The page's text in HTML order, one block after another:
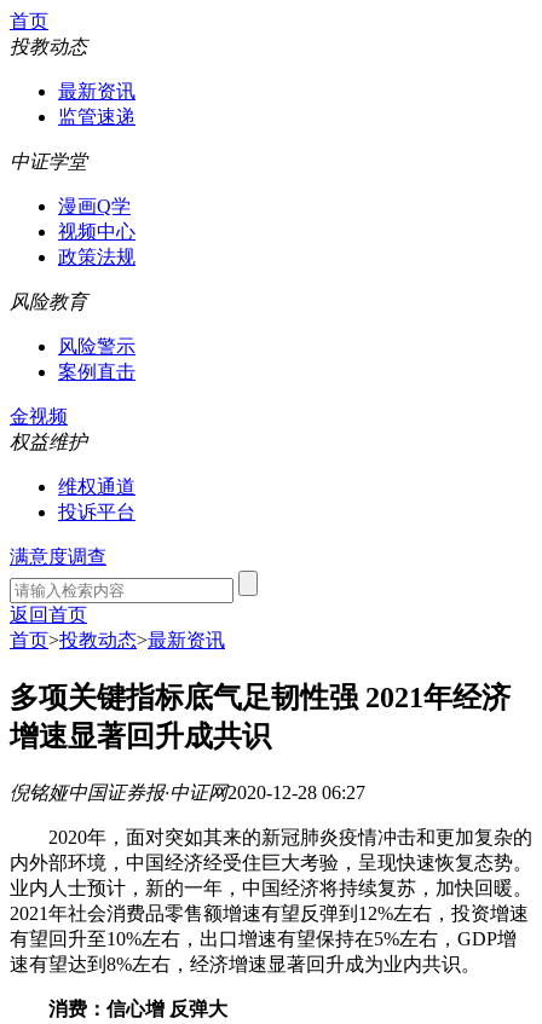
首页
投教动态
最新资讯
监管速递
中证学堂
漫画Q学
视频中心
政策法规
风险教育
风险警示
案例直击
金视频
权益维护
维权通道
投诉平台
满意度调查
返回首页
首页>投教动态>最新资讯
多项关键指标底气足韧性强 2021年经济
增速显著回升成共识
倪铭娅中国证券报·中证网2020-12-28 06:27
2020年，面对突如其来的新冠肺炎疫情冲击和更加复杂的
内外部环境，中国经济经受住巨大考验，呈现快速恢复态势。
业内人士预计，新的一年，中国经济将持续复苏，加快回暖。
2021年社会消费品零售额增速有望反弹到12%左右，投资增速
有望回升至10%左右，出口增速有望保持在5%左右，GDP增
速有望达到8%左右，经济增速显著回升成为业内共识。
消费：信心增 反弹大